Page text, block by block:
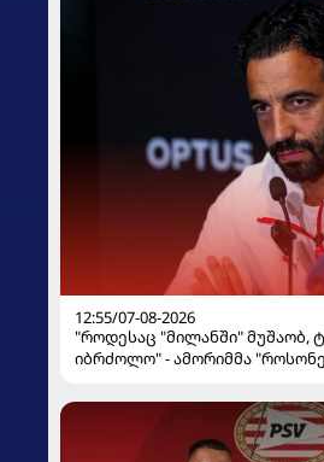
12:55/07-08-2026
"როდესაც "მილანში" მუშაობ,
იბრძოლო" - ამორიმმა